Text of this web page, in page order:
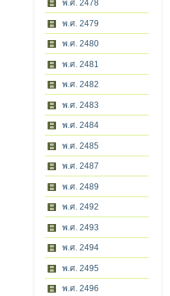
พ.ศ. 2478
พ.ศ. 2479
พ.ศ. 2480
พ.ศ. 2481
พ.ศ. 2482
พ.ศ. 2483
พ.ศ. 2484
พ.ศ. 2485
พ.ศ. 2487
พ.ศ. 2489
พ.ศ. 2492
พ.ศ. 2493
พ.ศ. 2494
พ.ศ. 2495
พ.ศ. 2496